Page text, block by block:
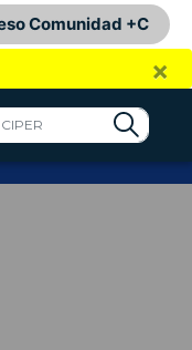
Comunidad +C
×